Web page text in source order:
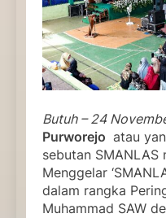
Butuh – 24
Purworejo atau
sebutan SMANLAS
Menggelar
dalam rangka
Muhammad SAW